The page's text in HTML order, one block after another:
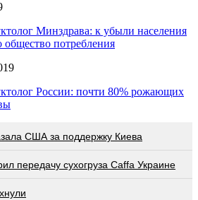
Минздрава: к убыли населения
общество потребления
России: почти 80% рожающих
США за поддержку Киева
передачу сухогруза Caffa Украине